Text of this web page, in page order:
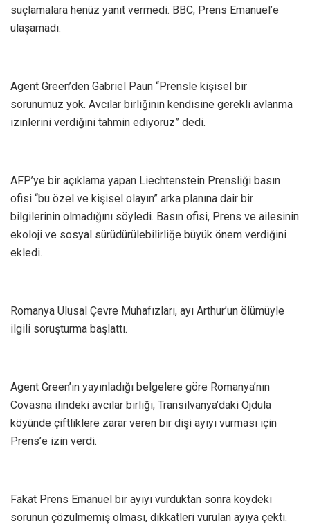
suçlamalara henüz yanıt vermedi. BBC, Prens Emanuel’e
ulaşamadı.
Agent Green’den Gabriel Paun “Prensle kişisel bir
sorunumuz yok. Avcılar birliğinin kendisine gerekli avlanma
izinlerini verdiğini tahmin ediyoruz” dedi.
AFP’ye bir açıklama yapan Liechtenstein Prensliği basın
ofisi “bu özel ve kişisel olayın” arka planına dair bir
bilgilerinin olmadığını söyledi. Basın ofisi, Prens ve ailesinin
ekoloji ve sosyal sürüdürülebilirliğe büyük önem verdiğini
ekledi.
Romanya Ulusal Çevre Muhafızları, ayı Arthur’un ölümüyle
ilgili soruşturma başlattı.
Agent Green’ın yayınladığı belgelere göre Romanya’nın
Covasna ilindeki avcılar birliği, Transilvanya’daki Ojdula
köyünde çiftliklere zarar veren bir dişi ayıyı vurması için
Prens’e izin verdi.
Fakat Prens Emanuel bir ayıyı vurduktan sonra köydeki
sorunun çözülmemiş olması, dikkatleri vurulan ayıya çekti.